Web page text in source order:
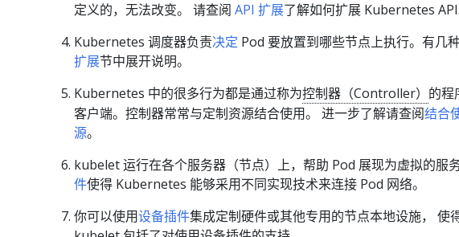
定义的，无法改变。 请查阅 API 扩展了解如何扩展 Kubernetes API
Kubernetes 调度器负责决定 Pod 要放置到哪些节点上执行。有几
扩展节中展开说明。
Kubernetes 中的很多行为都是通过称为控制器（Controller） 的程
客户端。控制器常常与定制资源结合使用。 进一步了解请查阅结合
源。
kubelet 运行在各个服务器（节点）上，帮助 Pod 展现为虚拟的服
件使得 Kubernetes 能够采用不同实现技术来连接 Pod 网络。
你可以使用设备插件集成定制硬件或其他专用的节点本地设施， 使